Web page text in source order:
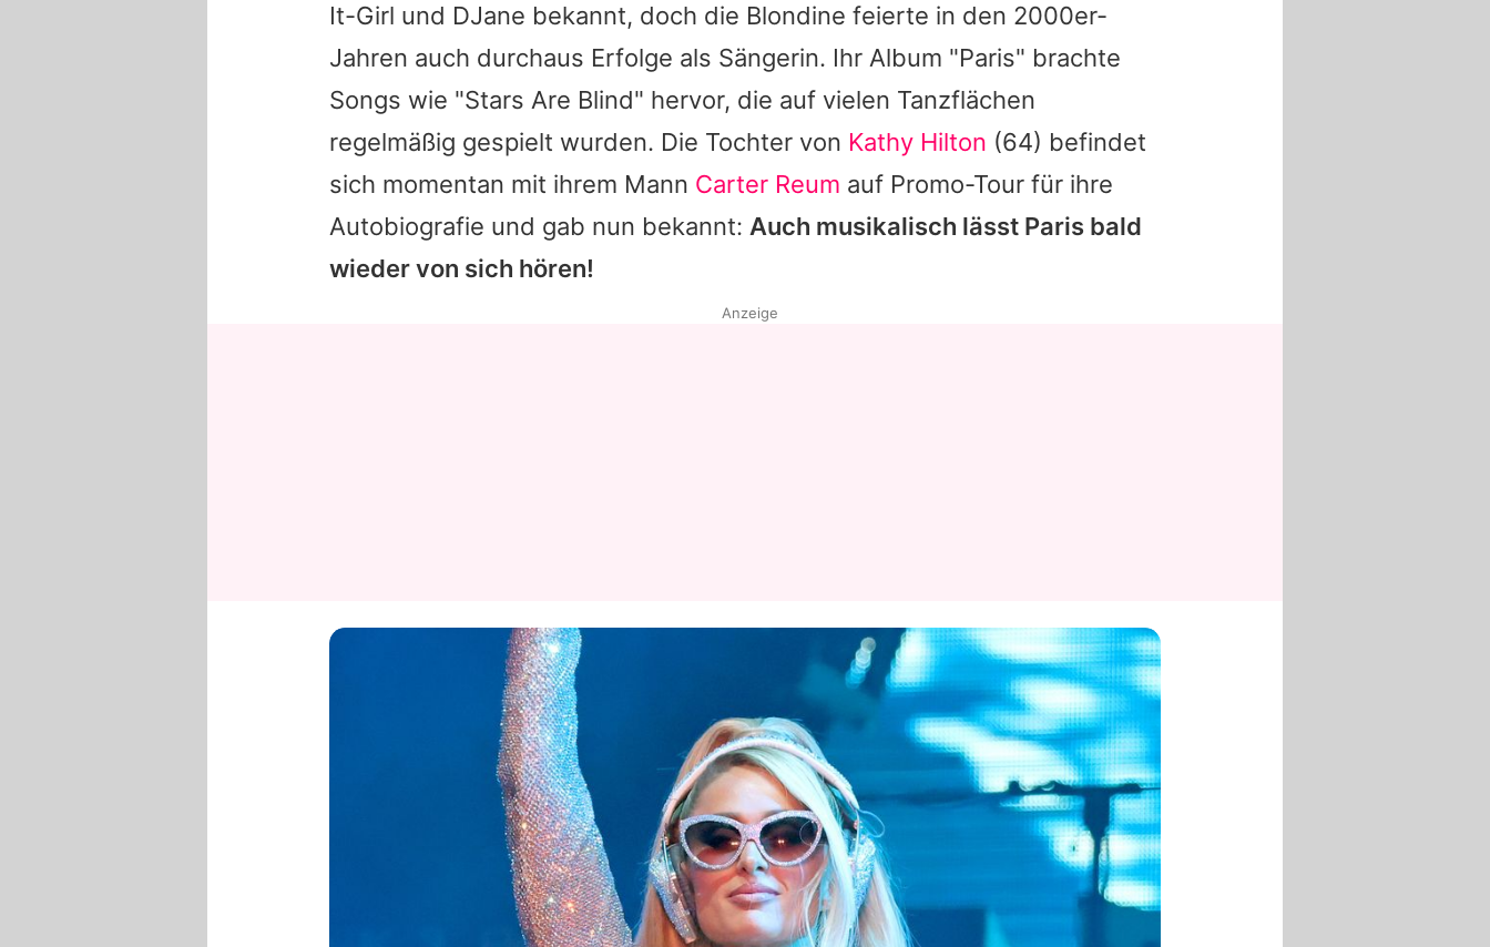
It-Girl und DJane bekannt, doch die Blondine feierte in den 2000er-
Jahren auch durchaus Erfolge als Sängerin. Ihr Album "Paris" brachte
Songs wie "Stars Are Blind" hervor, die auf vielen Tanzflächen
regelmäßig gespielt wurden. Die Tochter von Kathy Hilton (64) befindet
sich momentan mit ihrem Mann Carter Reum auf Promo-Tour für ihre
Autobiografie und gab nun bekannt: Auch musikalisch lässt Paris bald
wieder von sich hören!
Anzeige